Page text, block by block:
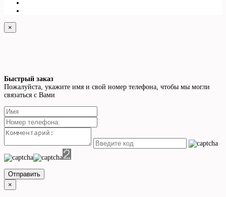
×
Быстрый заказ
Пожалуйста, укажите имя и свой номер телефона, чтобы мы могли
связаться с Вами
Отправить
×